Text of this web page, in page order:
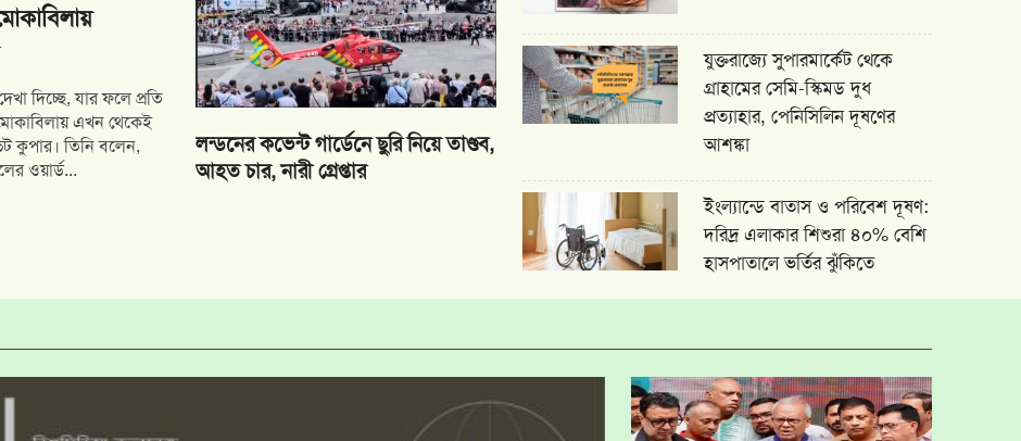
দিচ্ছে, যার ফলে প্রতি
মোকাবিলায় এখন থেকেই
কুপার। তিনি বলেন,
ওয়ার্ড...
লন্ডনের কভেন্ট গার্ডেনে ছুরি নিয়ে তাণ্ডব,
আহত চার, নারী গ্রেপ্তার
যুক্তরাজ্যে সুপারমার্কেট থেকে
গ্রাহামের সেমি-স্কিমড দুধ
প্রত্যাহার, পেনিসিলিন দূষণের
আশঙ্কা
ইংল্যান্ডে বাতাস ও পরিবেশ দূষণ:
দরিদ্র এলাকার শিশুরা ৪০% বেশি
হাসপাতালে ভর্তির ঝুঁকিতে